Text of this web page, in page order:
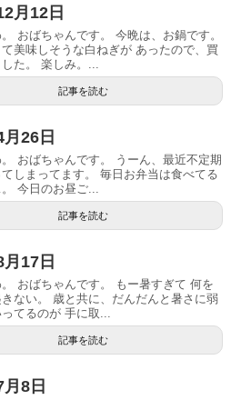
月12日
おばちゃんです。 今晩は、お鍋です。
美味しそうな白ねぎが あったので、買
た。 楽しみ。...
記事を読む
26日
。 おばちゃんです。 うーん、最近不定期
しまってます。 毎日お弁当は食べてる
今日のお昼ご...
記事を読む
17日
。 おばちゃんです。 もー暑すぎて 何を
ない。 歳と共に、だんだんと暑さに弱
てるのが 手に取...
記事を読む
8日